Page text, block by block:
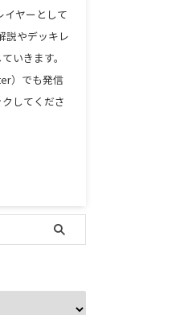
イヤーとして
説やデッキレ
いきます。
）でも発信
してくださ